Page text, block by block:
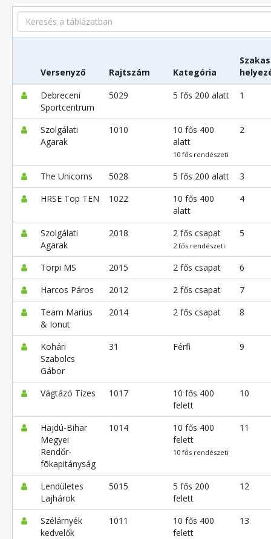
Search
Versenyző Rajtszám Kategória
Debreceni
Sportcentrum
5029 5 fős 200 alatt 1
Szolgálati
Agarak
1010
10 fős 400
alatt
10 fős rendészeti
2
The Unicorns 5028 5 fős 200 alatt
3
HRSE Top TEN
1022
10 fős 400
alatt
4
Szolgálati
Agarak
2018 2 fős csapat
2 fős rendészeti
5
Torpi MS 2015 2 fős csapat
6
Harcos Páros
2012 2 fős csapat
7
Team Marius
& Ionut
2014 2 fős csapat 8
Kohári
Szabolcs
Gábor
31 Férfi 9
Vágtázó Tízes 1017
10 fős 400
felett
10
Hajdú-Bihar
Megyei
Rendőr-
fõkapitányság
1014
10 fős 400
felett
10 fős rendészeti
11
Lendületes
Lajhárok
5015
5 fős 200
felett
12
Szélárnyék
kedvelők
1011
10 fős 400
felett
13